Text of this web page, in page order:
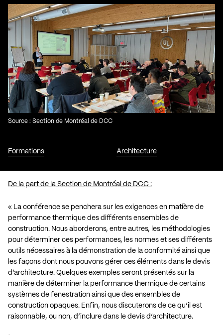
Formations Architecture
Source : Section de Montréal de DCC
De la part de la Section de Montréal de DCC :
« La conférence se penchera sur les exigences en matière de
performance thermique des différents ensembles de
construction. Nous aborderons, entre autres, les méthodologies
pour déterminer ces performances, les normes et ses différents
outils nécessaires à la démonstration de la conformité ainsi que
les façons dont nous pouvons gérer ces éléments dans le devis
d’architecture. Quelques exemples seront présentés sur la
manière de déterminer la performance thermique de certains
systèmes de fenestration ainsi que des ensembles de
construction opaques. Enfin, nous discuterons de ce qu’il est
raisonnable, ou non, d’inclure dans le devis d’architecture.